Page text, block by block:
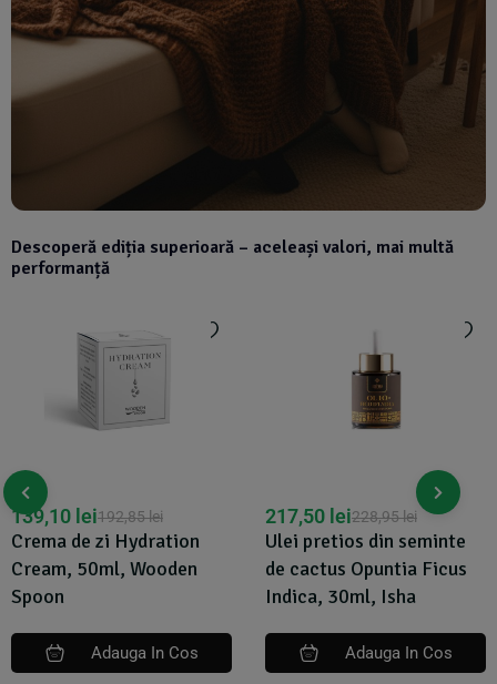
Descoperă ediția superioară – aceleași valori, mai multă
performanță
Crema de zi Hydration
Cream, 50ml, Wooden
Spoon
192,85lei
139,10 lei
Adauga In Cos
Ulei pretios din seminte
de cactus Opuntia Ficus
Indica, 30ml, Isha
228,95lei
217,50 lei
Adauga In Cos